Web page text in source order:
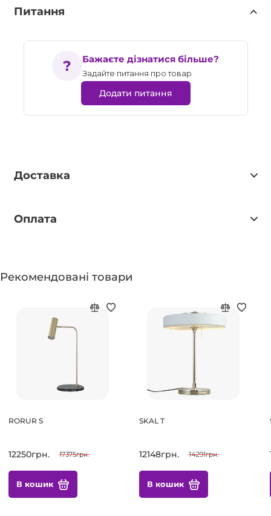
Питання
Бажаєте дізнатися більше?
Задайте питання про товар
Додати питання
Доставка
Оплата
Рекомендовані товари
RORUR S
12250грн. 17375грн.
В кошик
SKAL T
12148грн. 14291грн.
В кошик